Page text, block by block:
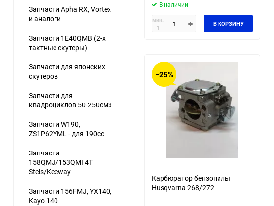
Запчасти Apha RX, Vortex
и аналоги
Запчасти 1E40QMB (2-х
тактные скутеры)
Запчасти для японских
скутеров
Запчасти для
квадроциклов 50-250см3
Запчасти W190,
ZS1P62YML - для 190сс
Запчасти
158QMJ/153QMI 4Т
Stels/Keeway
Запчасти 156FMJ, YX140,
Kayo 140
В наличии
мин.
1
В КОРЗИНУ
−25%
Карбюратор бензопилы
Husqvarna 268/272